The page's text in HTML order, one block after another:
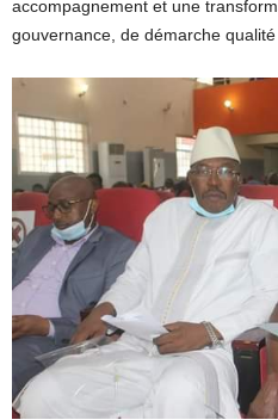
accompagnement et une
gouvernance, de démarche